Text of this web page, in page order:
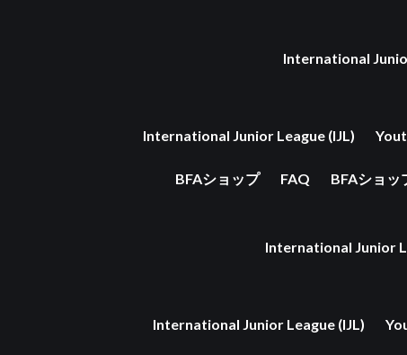
International
International Junior League (IJL)
BFAショップ FAQ BFAショッ
International Junior
International Junior League (IJL)